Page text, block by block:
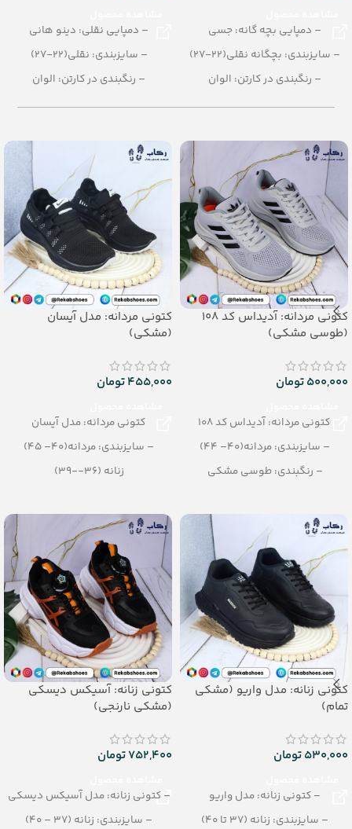
– دمپایی بچه گانه: جسی
– سایزبندی: بچگانه نقلی(22-27)
– رنگبندی در کارتن: الوان
– تعداد در کارتن:30 جفت
– دمپایی نقلی: دینو هانی
– سایزبندی: نقلی(22-27)
– رنگبندی در کارتن: الوان
– تعداد در کارتن:30 جفت
کتونی مردانه: آدیداس کد 108
(طوسی مشکی)
500,000تومان
کتونی مردانه: آدیداس کد 108
– سایزبندی: مردانه(40– 44)
– رنگبندی: طوسی مشکی
کتونی مردانه: مدل آیسان
(مشکی)
455,000تومان
کتونی مردانه: مدل آیسان
– سایزبندی: مردانه(40– 45)
زنانه (36--39)
– رنگبندی: مشکی
– تعداد در کارتن: 12 جفت
_جنس: پی یو زیره تزریقی
کتونی زنانه: مدل واریو (مشکی
تمام)
530,000تومان
– کتونی زنانه: مدل واریو
– سایزبندی: زنانه (37 تا 40)
کتونی زنانه: آسیکس دیسکی
(مشکی نارنجی)
752,400تومان
– کتونی زنانه: مدل آسیکس دیسکی
– سایزبندی: زنانه (37 – 40)